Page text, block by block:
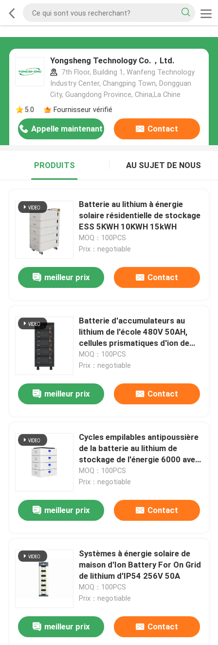
Yongsheng Technology Co.，Ltd.
7th Floor, Building 1, Wanfeng Technology
Industry Center, Changping Town, Dongguan
City, Guangdong Province, China,La Chine
5.0
Fournisseur vérifié
Appelle maintenant Contact
PRODUITS AU SUJET DE NOUS
Batterie au lithium à énergie
solaire résidentielle de stockage
ESS 5KWH 10KWH 15kWH
MOQ：100PCS
Prix：negotiable
meilleur prix Contact
Batterie d'accumulateurs au
lithium de l'école 480V 50AH,
cellules prismatiques d'ion de
Bluetooth Li
MOQ：100PCS
Prix：negotiable
meilleur prix Contact
Cycles empilables antipoussière
de la batterie au lithium de
stockage de l'énergie 6000 avec
le moniteur à distance
MOQ：100PCS
Prix：negotiable
meilleur prix Contact
Systèmes à énergie solaire de
maison d'Ion Battery For On Grid
de lithium d'IP54 256V 50A
MOQ：100PCS
Prix：negotiable
meilleur prix Contact